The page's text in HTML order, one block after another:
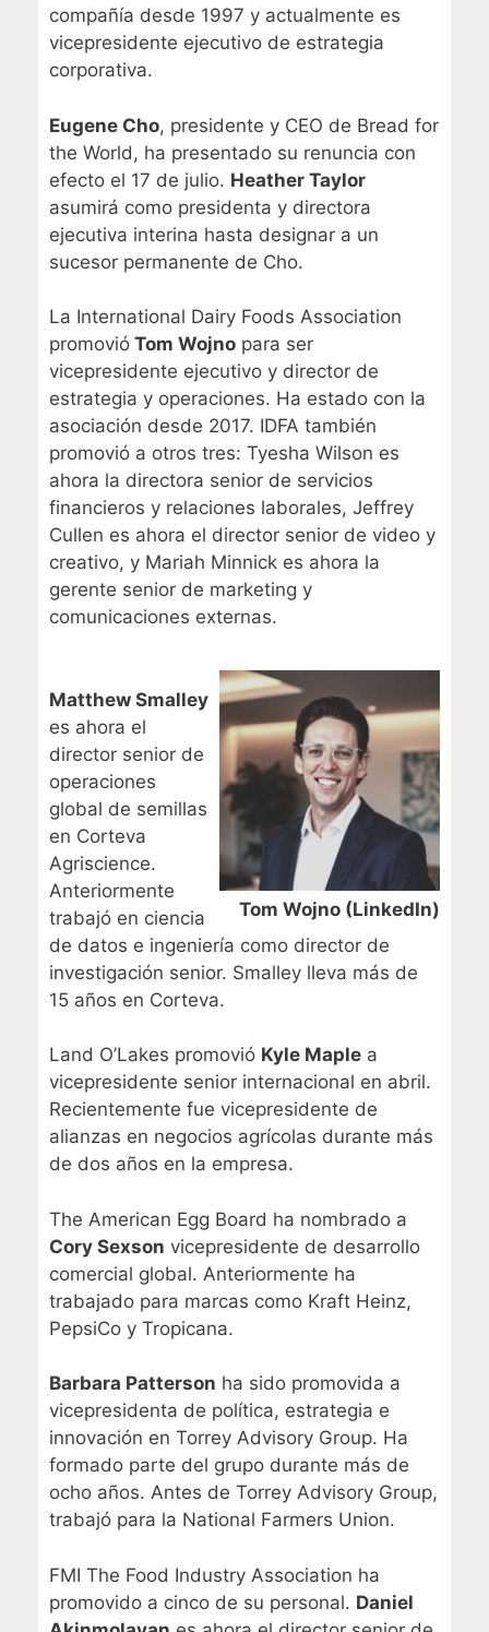
compañía desde 1997 y actualmente es
vicepresidente ejecutivo de estrategia
corporativa.
Eugene Cho, presidente y CEO de Bread for
the World, ha presentado su renuncia con
efecto el 17 de julio. Heather Taylor
asumirá como presidenta y directora
ejecutiva interina hasta designar a un
sucesor permanente de Cho.
La International Dairy Foods Association
promovió Tom Wojno para ser
vicepresidente ejecutivo y director de
estrategia y operaciones. Ha estado con la
asociación desde 2017. IDFA también
promovió a otros tres: Tyesha Wilson es
ahora la directora senior de servicios
financieros y relaciones laborales, Jeffrey
Cullen es ahora el director senior de video y
creativo, y Mariah Minnick es ahora la
gerente senior de marketing y
comunicaciones externas.
Tom Wojno (LinkedIn)
Matthew Smalley
es ahora el
director senior de
operaciones
global de semillas
en Corteva
Agriscience.
Anteriormente
trabajó en ciencia
de datos e ingeniería como director de
investigación senior. Smalley lleva más de
15 años en Corteva.
Land O’Lakes promovió Kyle Maple a
vicepresidente senior internacional en abril.
Recientemente fue vicepresidente de
alianzas en negocios agrícolas durante más
de dos años en la empresa.
The American Egg Board ha nombrado a
Cory Sexson vicepresidente de desarrollo
comercial global. Anteriormente ha
trabajado para marcas como Kraft Heinz,
PepsiCo y Tropicana.
Barbara Patterson ha sido promovida a
vicepresidenta de política, estrategia e
innovación en Torrey Advisory Group. Ha
formado parte del grupo durante más de
ocho años. Antes de Torrey Advisory Group,
trabajó para la National Farmers Union.
FMI The Food Industry Association ha
promovido a cinco de su personal. Daniel